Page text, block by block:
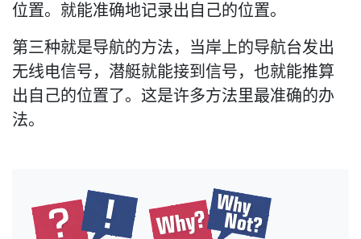
位置。就能准确地记录出自己的位置。
第三种就是导航的方法，当岸上的导航台发出
无线电信号，潜艇就能接到信号，也就能推算
出自己的位置了。这是许多方法里最准确的办
法。